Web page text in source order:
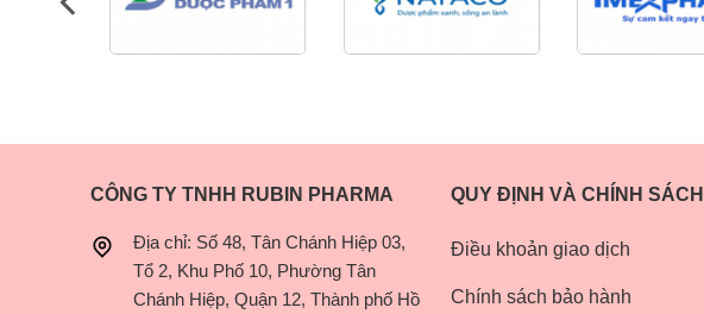
CÔNG TY TNHH RUBIN PHARMA
Địa chỉ: Số 48, Tân Chánh Hiệp 03,
Tổ 2, Khu Phố 10, Phường Tân
Chánh Hiệp, Quận 12, Thành phố Hồ
QUY ĐỊNH VÀ CHÍNH SÁCH
Điều khoản giao dịch
Chính sách bảo hành